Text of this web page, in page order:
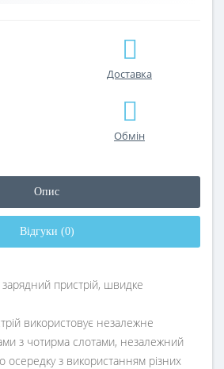
Доставка
Обмін
Опис
Відгуки (0)
пристрій, швидке
використовує незалежне
з чотирма слотами, незалежний
осередку з використанням різних